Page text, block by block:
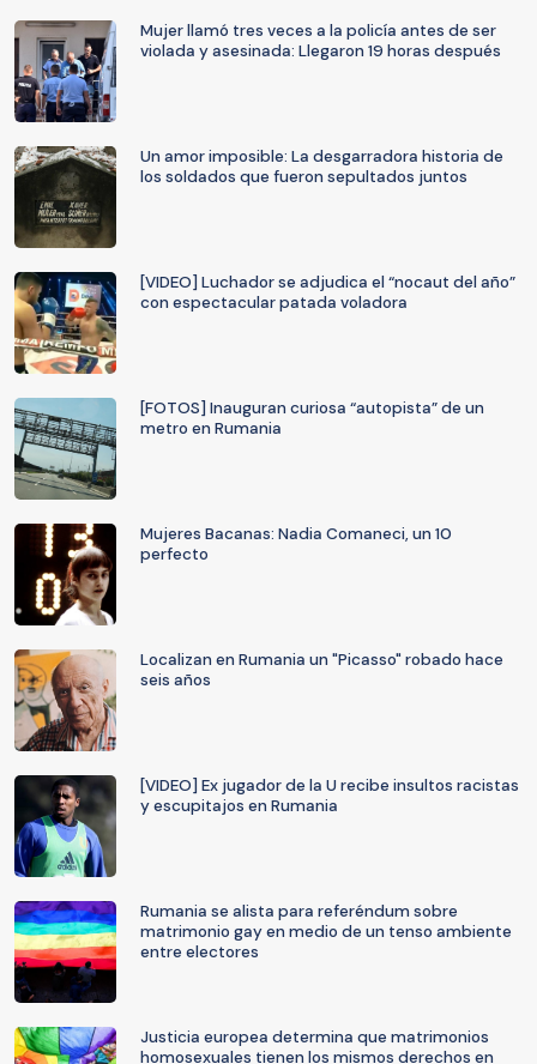
Mujer llamó tres veces a la policía antes de ser
violada y asesinada: Llegaron 19 horas después
Un amor imposible: La desgarradora historia de
los soldados que fueron sepultados juntos
[VIDEO] Luchador se adjudica el “nocaut del año”
con espectacular patada voladora
[FOTOS] Inauguran curiosa “autopista” de un
metro en Rumania
Mujeres Bacanas: Nadia Comaneci, un 10
perfecto
Localizan en Rumania un "Picasso" robado hace
seis años
[VIDEO] Ex jugador de la U recibe insultos racistas
y escupitajos en Rumania
Rumania se alista para referéndum sobre
matrimonio gay en medio de un tenso ambiente
entre electores
Justicia europea determina que matrimonios
homosexuales tienen los mismos derechos en